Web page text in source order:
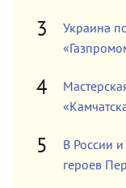
Украина
В России
героев